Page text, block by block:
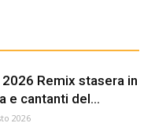
Remix stasera in
e cantanti del...
2026